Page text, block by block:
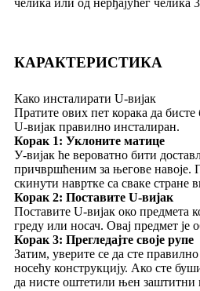
челика или од нерђајућег челика
КАРАКТЕРИСТИКА
Како инсталирати U-вијак
Пратите ових пет корака да
U-вијак правилно инсталиран.
Корак 1: Уклоните матице
У-вијак ће вероватно бити
причвршћеним за његове навоје.
скинути навртке са сваке стране
Корак 2: Поставите U-вијак
Поставите U-вијак око предмета
греду или носач. Овај предмет је
Корак 3: Прегледајте своје рупе
Затим, уверите се да сте
носећу конструкцију. Ако сте
да нисте оштетили њен заштитни